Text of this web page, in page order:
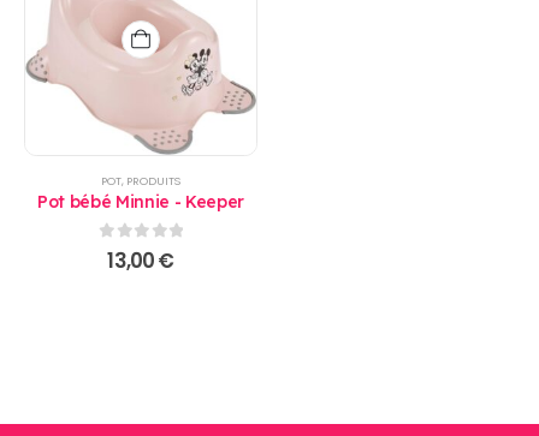
POT, PRODUITS
Pot bébé Minnie - Keeper
0sur 5
13,00€